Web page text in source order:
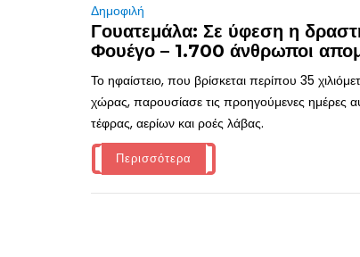
Δημοφιλή
Γουατεμάλα: Σε ύφεση η
Φουέγο – 1.700 άνθρωποι
Το ηφαίστειο, που βρίσκεται περίπου 35
χώρας, παρουσίασε τις προηγούμενες ημέρες
τέφρας, αερίων και ροές λάβας.
Περισσότερα